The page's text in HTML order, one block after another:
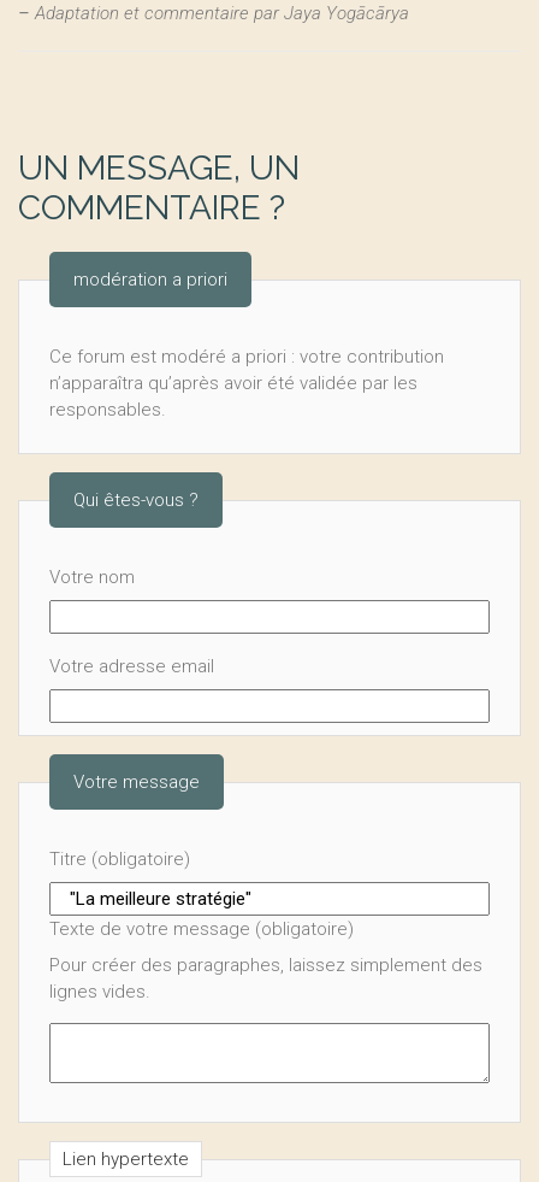
– Adaptation et commentaire par Jaya Yogācārya
UN MESSAGE, UN
COMMENTAIRE ?
modération a priori
Ce forum est modéré a priori : votre contribution
n’apparaîtra qu’après avoir été validée par les
responsables.
Qui êtes-vous ?
Votre nom
Votre adresse email
Votre message
Titre (obligatoire)
Texte de votre message (obligatoire)
Pour créer des paragraphes, laissez simplement des
lignes vides.
Lien hypertexte